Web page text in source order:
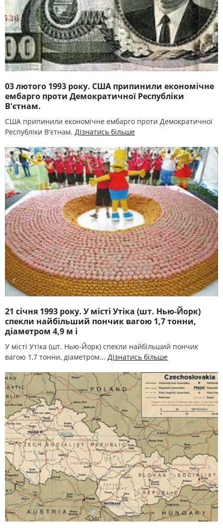
03 лютого 1993 року. США припинили економічне
ембарго проти Демократичної Республіки
В'єтнам.
США припинили економічне ембарго проти Демократичної
Республіки В'єтнам. Дізнатись більше
21 січня 1993 року. У місті Утіка (шт. Нью-Йорк)
спекли найбільший пончик вагою 1,7 тонни,
діаметром 4,9 м і
У місті Утіка (шт. Нью-Йорк) спекли найбільший пончик
вагою 1,7 тонни, діаметром... Дізнатись більше